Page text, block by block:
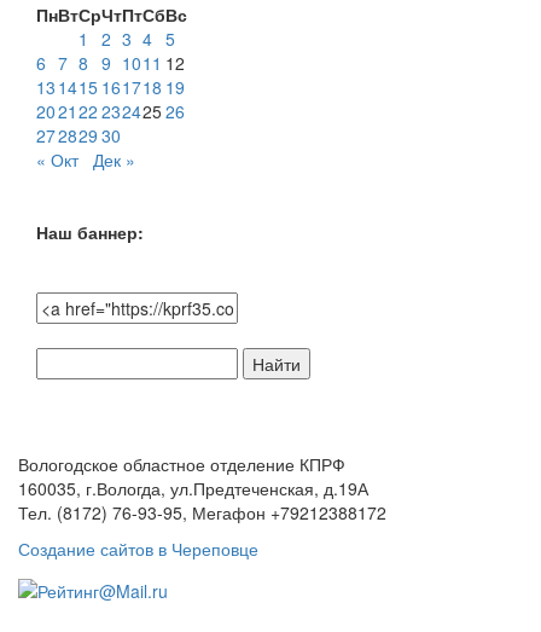
ПнВтСрЧтПтСбВс
1
2 3 4 5
6 7 8 9 1011 12
13 1415 161718 19
2021 22 23242526
272829 30
« Окт
Дек »
Наш баннер:
по
Вологодское областное отделение КПРФ
160035, г.Вологда, ул.Предтеченская, д.19А
Тел. (8172) 76-93-95, Мегафон +79212388172
Создание сайтов в Череповце